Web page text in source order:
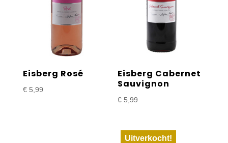
Eisberg Rosé
€5,99
Eisberg Cabernet
Sauvignon
€ 5,99
Uitverkocht!